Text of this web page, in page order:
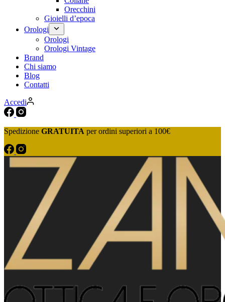
Orecchini
Gioielli d’epoca
Orologi
Orologi
Orologi Vintage
Brand
Chi siamo
Blog
Contatti
Accedi
Spedizione GRATUITA per ordini superiori a 100€